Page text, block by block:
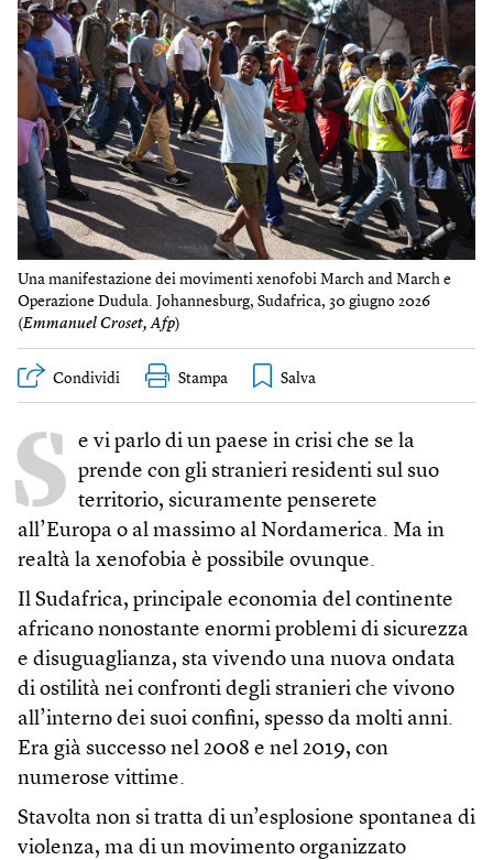
Una manifestazione dei movimenti xenofobi March and March e
Operazione Dudula. Johannesburg, Sudafrica, 30 giugno 2026
(Emmanuel Croset, Afp)
Condividi Stampa
S e vi parlo di un paese in crisi che se la
prende con gli stranieri residenti sul suo
territorio, sicuramente penserete
all’Europa o al massimo al Nordamerica. Ma in
realtà la xenofobia è possibile ovunque.
Il Sudafrica, principale economia del continente
africano nonostante enormi problemi di sicurezza
e disuguaglianza, sta vivendo una nuova ondata
di ostilità nei confronti degli stranieri che vivono
all’interno dei suoi confini, spesso da molti anni.
Era già successo nel 2008 e nel 2019, con
numerose vittime.
Stavolta non si tratta di un’esplosione spontanea di
violenza, ma di un movimento organizzato